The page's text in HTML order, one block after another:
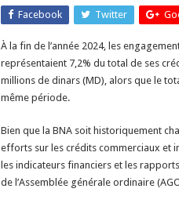
Facebook Twitter
À la fin de l’année 2024, les
représentaient 7,2% du total de ses
millions de dinars (MD), alors que le
même période.
Bien que la BNA soit historiquement
efforts sur les crédits commerciaux et
les indicateurs financiers et les
de l’Assemblée générale ordinaire